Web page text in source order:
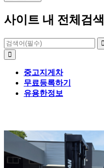
사이트 내 전체검색
중고지게차
무료등록하기
유용한정보